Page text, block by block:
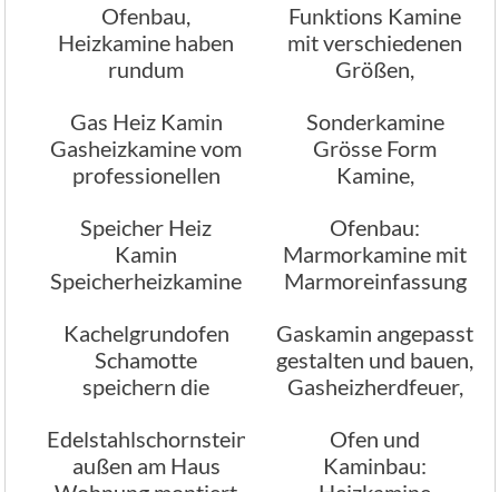
Ofenbauexperten
beheizt wird
Ofenbau,
Heizkamine haben
rundum
Funktions Kamine
mit verschiedenen
Größen,
Stromkamine,
Gaskamine,
Pelletkamine
Gas Heiz Kamin
Gasheizkamine vom
professionellen
Sonderkamine
Grösse Form
Kamine,
Speicher Heiz
Kamin
Speicherheizkamine
Ofenbau:
Marmorkamine mit
Marmoreinfassung
Kachelgrundofen
Schamotte
speichern die
Speichermasseofen
Gaskamin angepasst
gestalten und bauen,
Gasheizherdfeuer,
Edelstahlschornstein
außen am Haus
Ofen und
Kaminbau: